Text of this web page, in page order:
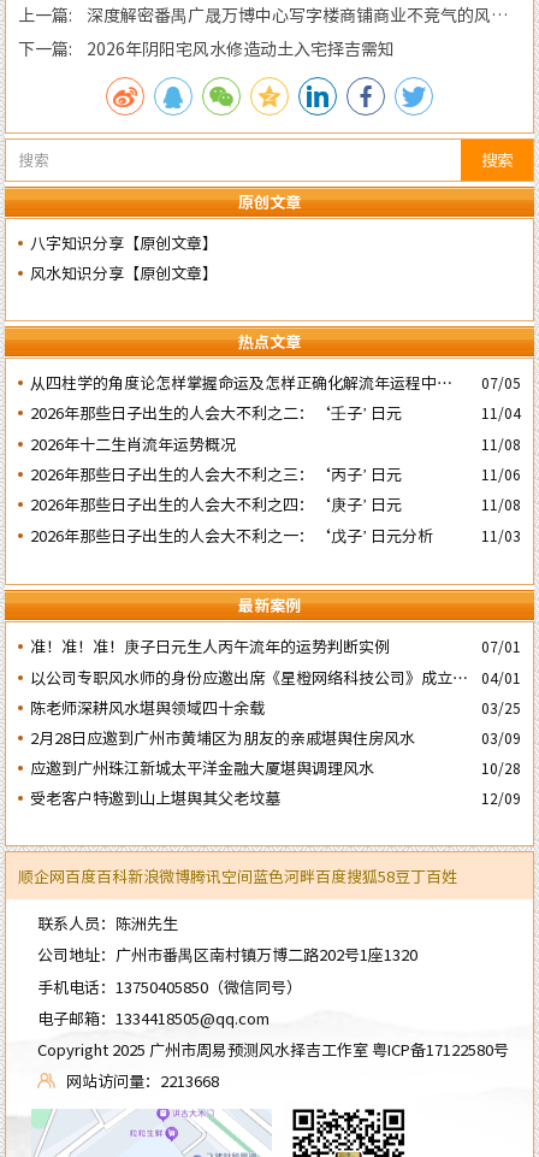
搜索
原创文章
八字知识分享【原创文章】
风水知识分享【原创文章】
热点文章
​从四柱学的角度论怎样掌握命运及怎样正确化解流年运程中的灾
祸
07/05
2026年那些日子出生的人会大不利之二：‘壬子’ 日元 11/04
2026年十二生肖流年运势概况 11/08
2026年那些日子出生的人会大不利之三：‘丙子’ 日元 11/06
2026年那些日子出生的人会大不利之四：‘庚子’ 日元 11/08
2026年那些日子出生的人会大不利之一：‘戊子’ 日元分析 11/03
最新案例
准！准！准！庚子日元生人丙午流年的运势判断实例
07/01
以公司专职风水师的身份应邀出席《星橙网络科技公司》成立5
周年庆典
04/01
陈老师深耕风水堪舆领域四十余载 03/25
2月28日应邀到广州市黄埔区为朋友的亲戚堪舆住房风水 03/09
应邀到广州珠江新城太平洋金融大厦堪舆调理风水 10/28
受老客户特邀到山上堪舆其父老坟墓 12/09
上一篇: 深度解密番禺广晟万博中心写字楼商铺商业不竞气的风水
原因
下一篇: 2026年阴阳宅风水修造动土入宅择吉需知
顺企网百度百科新浪微博腾讯空间蓝色河畔百度搜狐58豆丁百姓
联系人员：陈洲先生
公司地址：广州市番禺区南村镇万博二路202号1座1320
手机电话： 13750405850（微信同号）
电子邮箱： 1334418505@qq.com
Copyright 2025 广州市周易预测风水择吉工作室粤ICP备17122580号
网站访问量：2213668